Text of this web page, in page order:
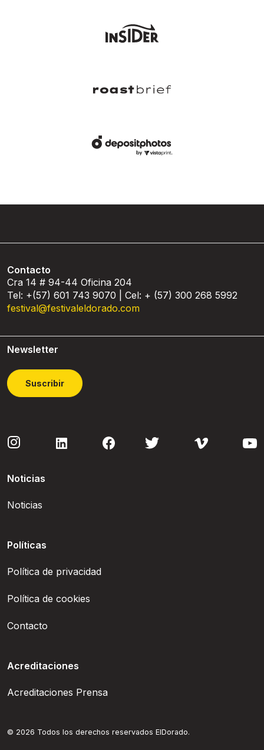
Contacto
Cra 14 # 94-44 Oficina 204
Tel: +(57) 601 743 9070 | Cel: + (57) 300 268 5992
festival@festivaleldorado.com
Newsletter
Suscribir
Noticias
Noticias
Políticas
Política de privacidad
Política de cookies
Contacto
Acreditaciones
Acreditaciones Prensa
© 2026 Todos los derechos reservados ElDorado.